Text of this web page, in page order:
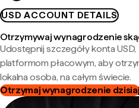
USD ACCOUNT DETAILS
Otrzymywaj wynagrodzenie
Udostępnij szczegóły konta USD,
platformom płacowym, aby
lokalna osoba, na całym świecie.
Otrzymaj wynagrodzenie dzisiaj